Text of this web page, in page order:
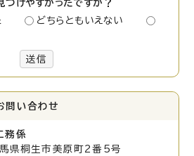
つけやすかったですか？
どちらともいえない
送信
問い合わせ
務係
桐生市美原町2番5号